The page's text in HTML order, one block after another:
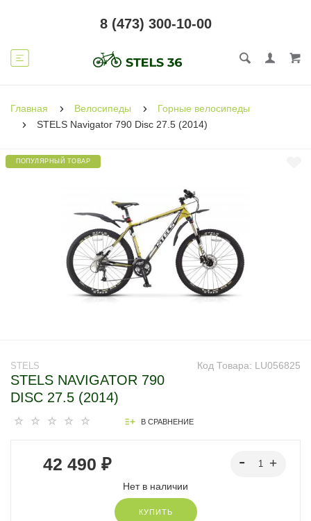
8 (473) 300-10-00
Главная Велосипеды
Горные велосипеды
STELS Navigator 790 Disc 27.5 (2014)
ПОПУЛЯРНЫЙ ТОВАР
Код Товара: LU056825
STELS
STELS NAVIGATOR 790
DISC 27.5 (2014)
В СРАВНЕНИЕ
42 490 ₽
Нет в наличии
КУПИТЬ